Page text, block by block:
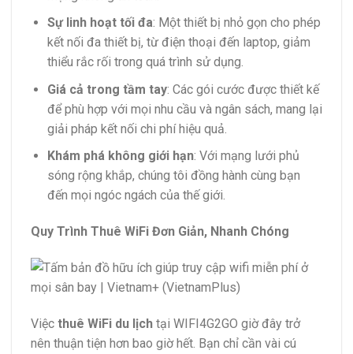
Sự linh hoạt tối đa: Một thiết bị nhỏ gọn cho phép
kết nối đa thiết bị, từ điện thoại đến laptop, giảm
thiểu rắc rối trong quá trình sử dụng.
Giá cả trong tầm tay: Các gói cước được thiết kế
để phù hợp với mọi nhu cầu và ngân sách, mang lại
giải pháp kết nối chi phí hiệu quả.
Khám phá không giới hạn: Với mạng lưới phủ
sóng rộng khắp, chúng tôi đồng hành cùng bạn
đến mọi ngóc ngách của thế giới.
Quy Trình Thuê WiFi Đơn Giản, Nhanh Chóng
Việc thuê WiFi du lịch tại WIFI4G2GO giờ đây trở
nên thuận tiện hơn bao giờ hết. Bạn chỉ cần vài cú